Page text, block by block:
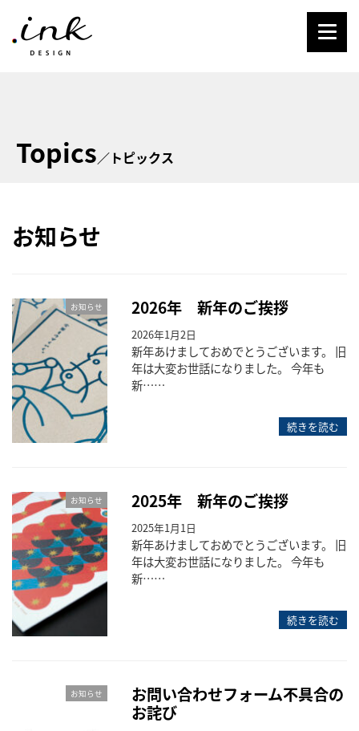
Topics／トピックス
お知らせ
お知らせ 2026年 新年のご挨拶
2026年1月2日
新年あけましておめでとうございます。 旧
年は大変お世話になりました。 今年も
新……
続きを読む
お知らせ 2025年 新年のご挨拶
2025年1月1日
新年あけましておめでとうございます。 旧
年は大変お世話になりました。 今年も
新……
続きを読む
お知らせ
お問い合わせフォーム不具合の
お詫び